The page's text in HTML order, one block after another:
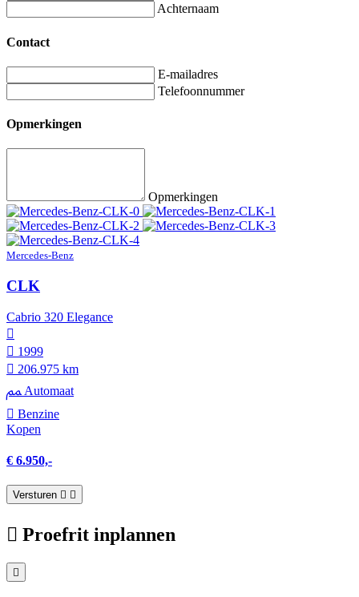
Achternaam
Contact
E-mailadres
Telefoonnummer
Opmerkingen
Opmerkingen
Mercedes-Benz
CLK
Cabrio 320 Elegance
1999
206.975 km
Automaat
Benzine
Kopen
€ 6.950,-
Versturen
Proefrit inplannen